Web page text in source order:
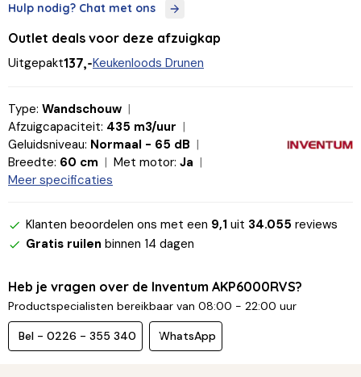
Hulp nodig? Chat met ons
Outlet deals voor deze afzuigkap
Uitgepakt137,-Keukenloods Drunen
Type: Wandschouw
Afzuigcapaciteit: 435 m3/uur
Geluidsniveau: Normaal - 65 dB
Breedte: 60 cm Met motor: Ja
Meer specificaties
Klanten beoordelen ons met een 9,1 uit 34.055 reviews
Gratis ruilen binnen 14 dagen
Heb je vragen over de Inventum AKP6000RVS?
Productspecialisten bereikbaar van 08:00 - 22:00 uur
Bel - 0226 - 355 340 WhatsApp